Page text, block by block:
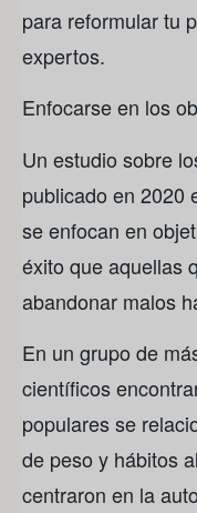
para reformular tu
expertos.
Enfocarse en los
Un estudio sobre
publicado en 2020
se enfocan en
éxito que aquellas
abandonar malos
En un grupo de
científicos
populares se
de peso y hábitos
centraron en la